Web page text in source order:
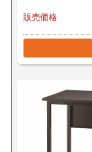
販売価格